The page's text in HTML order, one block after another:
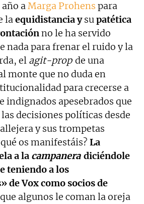
aMarga Prohens para
laequidistancia ysupatética
no le ha servido
nada para frenar el ruido y la
el agit-prop de una
monte que no duda en
para crecerse a
indignados apesebrados que
decisiones políticas desde
y sus trompetas
os manifestáis? La
a la campanera diciéndole
teniendo a los
de Vox como socios de
algunos le coman la oreja